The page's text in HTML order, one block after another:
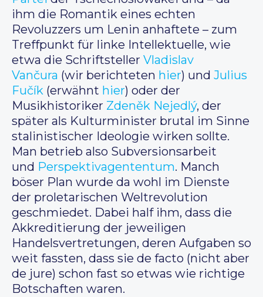
ihm die Romantik eines echten
Revoluzzers um Lenin anhaftete – zum
Treffpunkt für linke Intellektuelle, wie
etwa die Schriftsteller Vladislav
Vančura (wir berichteten hier) und Julius
Fučík (erwähnt hier) oder der
Musikhistoriker Zdeněk Nejedlý, der
später als Kulturminister brutal im Sinne
stalinistischer Ideologie wirken sollte.
Man betrieb also Subversionsarbeit
und Perspektivagententum. Manch
böser Plan wurde da wohl im Dienste
der proletarischen Weltrevolution
geschmiedet. Dabei half ihm, dass die
Akkreditierung der jeweiligen
Handelsvertretungen, deren Aufgaben so
weit fassten, dass sie de facto (nicht aber
de jure) schon fast so etwas wie richtige
Botschaften waren.